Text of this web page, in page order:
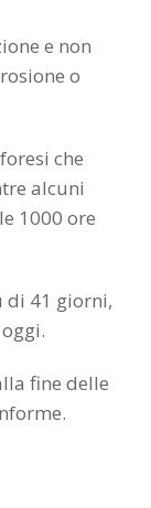
e non
o
che
alcuni
1000 ore
di 41 giorni,
fine delle